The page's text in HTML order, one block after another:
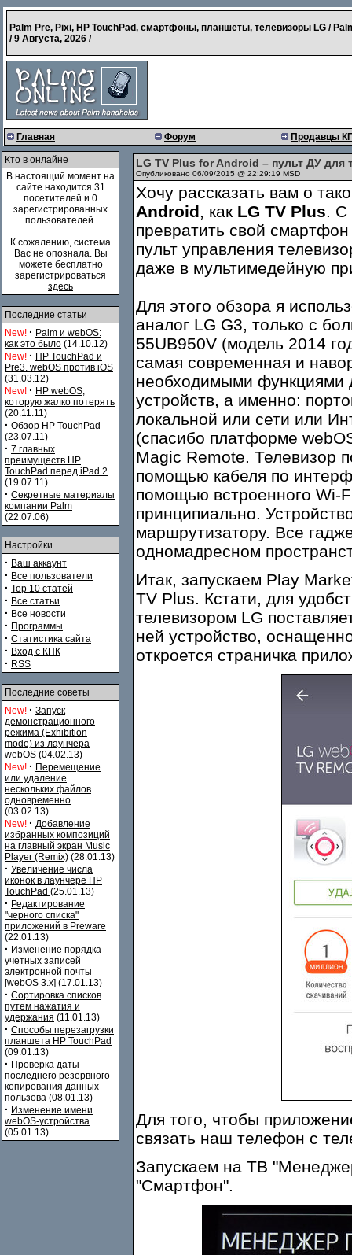
Palm Pre, Pixi, HP TouchPad, смартфоны, планшеты, телевизоры LG /
/9 Августа, 2026 /
Главная Форум Продавцы
Кто в онлайне
В настоящий момент на
сайте находится 31
посетителей и 0
зарегистрированных
пользователей.
К сожалению, система
Вас не опознала. Вы
можете бесплатно
зарегистрироваться
здесь
Последние статьи
New! · Palm и webOS:
как это было (14.10.12)
New! · HP TouchPad и
Pre3. webOS против iOS
(31.03.12)
New! · HP webOS,
которую жалко потерять
(20.11.11)
· Обзор HP TouchPad
(23.07.11)
· 7 главных
преимуществ HP
TouchPad перед iPad 2
(19.07.11)
· Секретные материалы
компании Palm
(22.07.06)
Настройки
· Ваш аккаунт
· Все пользователи
· Top 10 статей
· Все статьи
· Все новости
· Программы
· Статистика сайта
· Вход с КПК
· RSS
Последние советы
New! · Запуск
демонстрационного
режима (Exhibition
mode) из лаунчера
webOS (04.02.13)
New! · Перемещение
или удаление
нескольких файлов
одновременно
(03.02.13)
New! · Добавление
избранных композиций
на главный экран Music
Player (Remix) (28.01.13)
· Увеличение числа
иконок в лаунчере HP
TouchPad (25.01.13)
· Редактирование
"черного списка"
приложений в Preware
(22.01.13)
· Изменение порядка
учетных записей
электронной почты
[webOS 3.x] (17.01.13)
· Сортировка списков
путем нажатия и
удержания (11.01.13)
· Способы перезагрузки
планшета HP TouchPad
(09.01.13)
· Проверка даты
последнего резервного
копирования данных
пользова (08.01.13)
· Изменение имени
webOS-устройства
(05.01.13)
LG TV Plus for Android – пульт ДУ для
Опубликовано 06/09/2015 @ 22:29:19 MSD
Хочу рассказать вам о
Android, как LG TV Plus. С
превратить свой
пульт управления
даже в мультимедейную
Для этого обзора я
аналог LG G3, только с
55UB950V (модель 2014
самая современная и
необходимыми функциями
устройств, а именно:
локальной или сети или
(спасибо платформе
Magic Remote. Телевизор
помощью кабеля по
помощью встроенного Wi-
принципиально.
маршрутизатору. Все
одномадресном
Итак, запускаем Play
TV Plus. Кстати, для
телевизором LG
ней устройство,
откроется страничка
Для того, чтобы
связать наш телефон с
Запускаем на ТВ
"Смартфон".